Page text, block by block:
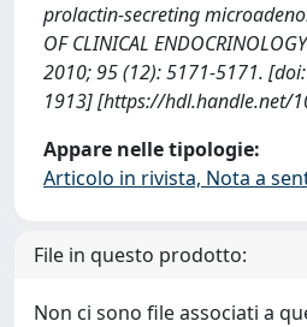
prolactin-secreting
OF CLINICAL
2010; 95 (12): 5171-5171.
1913] [https://hdl.handle.net/
Appare nelle tipologie:
Articolo in rivista, Nota a
File in questo prodotto:
Non ci sono file associati a